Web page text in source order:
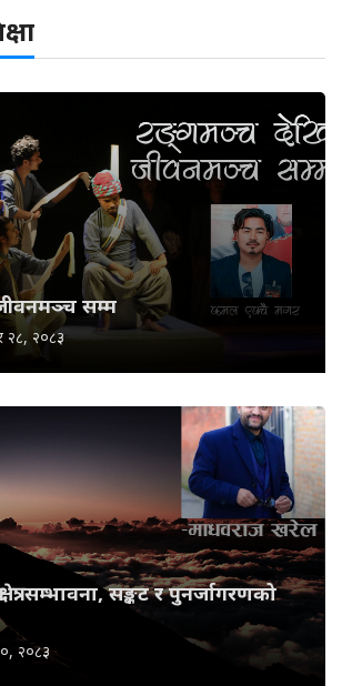
सम्म
२८, २०८३
सम्भावना, सङ्कट र पुनर्जागरणको
२०८३